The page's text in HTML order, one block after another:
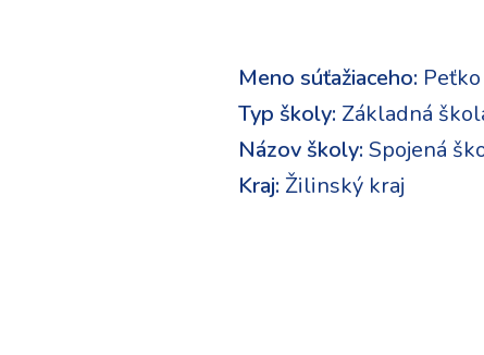
Meno súťažiaceho: Peťko
Typ školy: Základná
Názov školy: Spojená
Kraj: Žilinský kraj